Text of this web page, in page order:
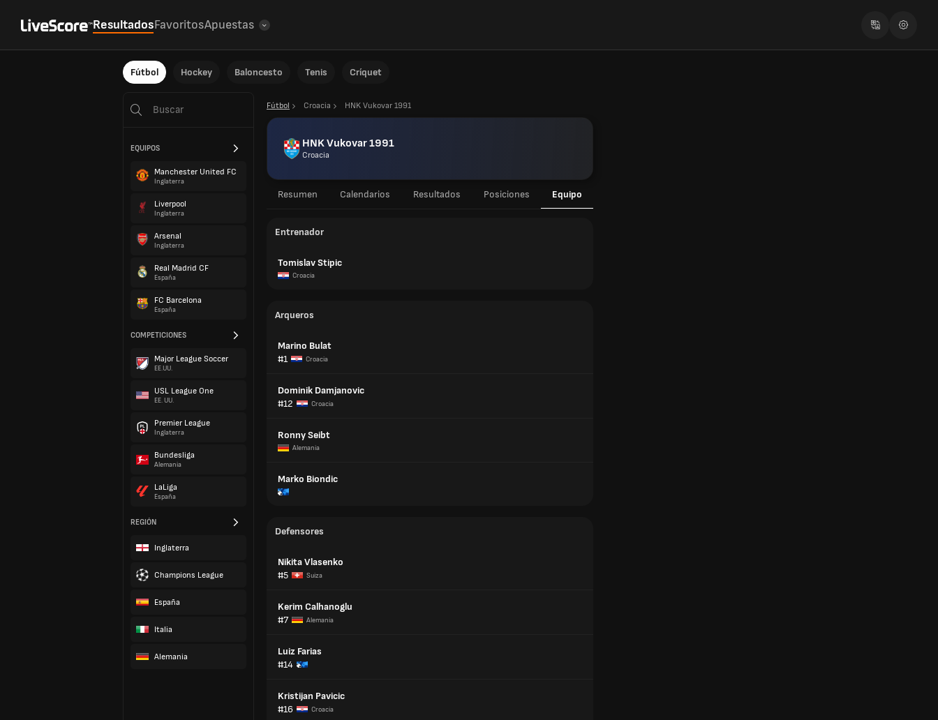
ResultadosFavoritosApuestas
Fútbol Hockey Baloncesto Tenis Críquet
EQUIPOS
Manchester United FC
Inglaterra
Liverpool
Inglaterra
Arsenal
Inglaterra
Real Madrid CF
España
FC Barcelona
España
COMPETICIONES
Major League Soccer
EE.UU.
USL League One
EE. UU.
Premier League
Inglaterra
Bundesliga
Alemania
LaLiga
España
REGIÓN
Inglaterra
Champions League
España
Italia
Alemania
Fútbol Croacia HNK Vukovar 1991
HNK Vukovar 1991
Croacia
Resumen Calendarios Resultados Posiciones Equipo
Entrenador
Tomislav Stipic
Croacia
Arqueros
Marino Bulat
#1
Croacia
Dominik Damjanovic
#12
Croacia
Ronny Seibt
Alemania
Marko Biondic
Defensores
Nikita Vlasenko
#5
Suiza
Kerim Calhanoglu
#7
Alemania
Luiz Farias
#14
Kristijan Pavicic
#16
Croacia